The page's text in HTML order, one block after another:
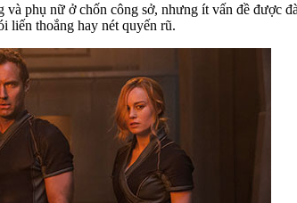
phụ nữ ở chốn công sở, nhưng ít vấn đề được
liến thoắng hay nét quyến rũ.